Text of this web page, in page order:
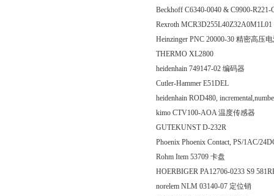
Beckhoff C6340-0040 & C9900-R221-
Rexroth
Heinzinger PNC 20000-30 精密高压
THERMO XL2800
heidenhain 749147-02 编码器
Cutler-Hammer E51DEL
heidenhain ROD480,
kimo CTV100-AOA 温度传感器
GUTEKUNST D-232R
Phoenix Phoenix Contact, PS/1AC/
Rohm Item 53709 卡盘
HOERBIGER PA12706-0233 S9
norelem NLM 03140-07 定位销